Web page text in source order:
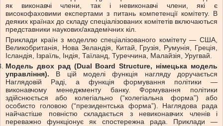
як виконавчі члени, так і невиконавчі члени, які є
високофаховими експертами з питань компетенції комітету. В
деяких країнах до складу спеціалізованих комітетів включаються
представники наукових/академічних кіл.
Приклади країн з моделлю спеціалізованого комітету — США,
Великобританія, Нова Зеландія, Китай, Грузія, Румунія, Греція,
Ісландія, Ізраїль, Індія, Таїланд, Туреччина, Малайзія, Уругвай.
Модель двох рад (Dual Board Structure, німецька модель
управління). В цій моделі функція нагляду доручається
Наглядовій Раді, а функція формування політики —
виконавчому менеджменту банку. Формування політики
здійснюється або колегіально (“колегіальна форма”) або
особисто головою (“президентська форма”). Наглядова рада
найчастіше повністю складається з невиконавчих членів і
переважно функціонує як спостережна рада. Приклади —